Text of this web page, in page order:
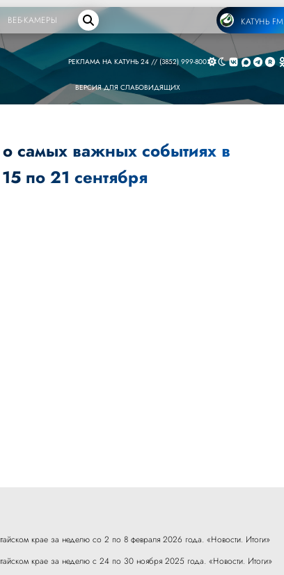
ВЕБ-КАМЕРЫ КАТУНЬ FM
РЕКЛАМА НА КАТУНЬ 24 // (3852) 999-800
ВЕРСИЯ ДЛЯ СЛАБОВИДЯЩИХ
о самых важных событиях в
по 21 сентября
крае за неделю со 2 по 8 февраля 2026 года. «Новости. Итоги»
крае за неделю с 24 по 30 ноября 2025 года. «Новости. Итоги»